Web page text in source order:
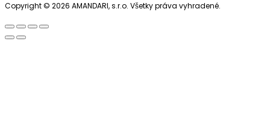
Copyright © 2026 AMANDARI, s.r.o. Všetky práva vyhradené.